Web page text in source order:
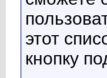
этот
кнопку